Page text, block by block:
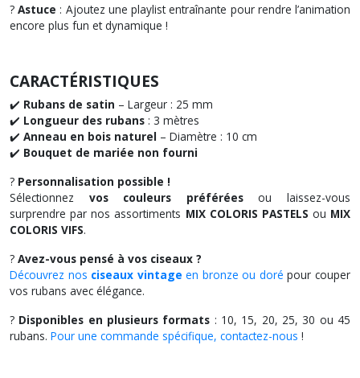
?Astuce : Ajoutez une playlist entraînante pour rendre l’animation
encore plus fun et dynamique !
CARACTÉRISTIQUES
✔️ Rubans de satin – Largeur : 25 mm
✔️ Longueur des rubans : 3 mètres
✔️ Anneau en bois naturel – Diamètre : 10 cm
✔️ Bouquet de mariée non fourni
? Personnalisation possible !
Sélectionnez vos couleurs préféréesou laissez-vous
surprendre par nos assortiments MIX COLORIS PASTELS ou MIX
COLORIS VIFS.
? Avez-vous pensé à vos ciseaux ?
Découvrez nos ciseaux vintage en bronze ou doré pour couper
vos rubans avec élégance.
? Disponibles en plusieurs formats : 10, 15, 20, 25, 30 ou 45
rubans. Pour une commande spécifique, contactez-nous !